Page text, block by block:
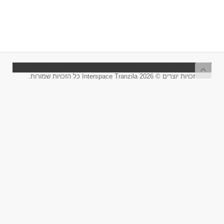
זכויות יוצרים © 2026 Interspace Tranzila כל הזכויות שמורות.